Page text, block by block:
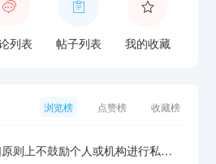
列表 帖子列表 我的收藏
浏览榜 点赞榜 收藏榜
行私下交易，若进行私下交易，请务必严谨，减少不必要的经济损失与纠纷。